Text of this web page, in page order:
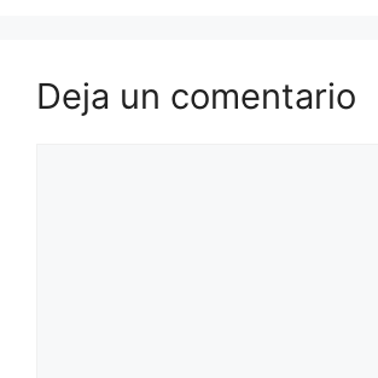
Deja un comentario